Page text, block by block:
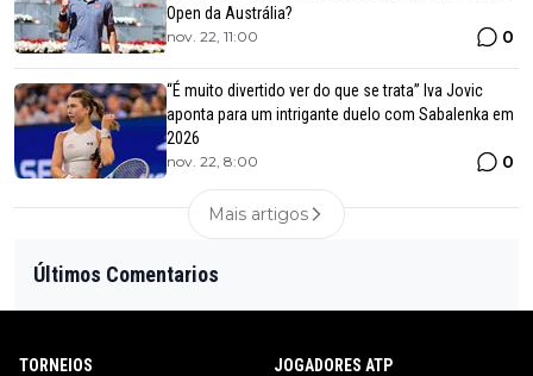
Open da Austrália?
nov. 22, 11:00 0
“É muito divertido ver do que se trata” Iva Jovic
aponta para um intrigante duelo com Sabalenka em
2026
nov. 22, 8:00 0
Mais artigos
Últimos Comentarios
TORNEIOS JOGADORES ATP